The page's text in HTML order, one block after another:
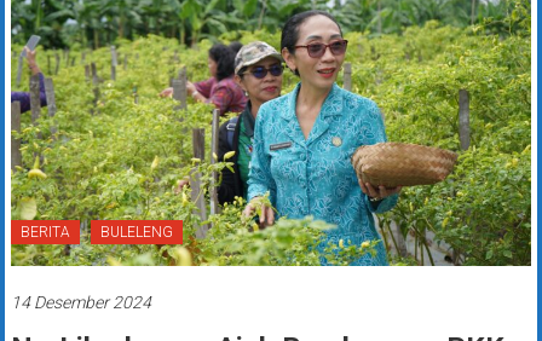
BERITA BULELENG
14 Desember 2024